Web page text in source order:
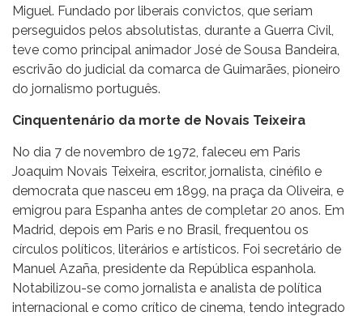
Miguel. Fundado por liberais convictos, que seriam
perseguidos pelos absolutistas, durante a Guerra Civil,
teve como principal animador José de Sousa Bandeira,
escrivão do judicial da comarca de Guimarães, pioneiro
do jornalismo português.
Cinquentenário da morte de Novais Teixeira
No dia 7 de novembro de 1972, faleceu em Paris
Joaquim Novais Teixeira, escritor, jornalista, cinéfilo e
democrata que nasceu em 1899, na praça da Oliveira, e
emigrou para Espanha antes de completar 20 anos. Em
Madrid, depois em Paris e no Brasil, frequentou os
círculos políticos, literários e artísticos. Foi secretário de
Manuel Azaña, presidente da República espanhola.
Notabilizou-se como jornalista e analista de política
internacional e como crítico de cinema, tendo integrado